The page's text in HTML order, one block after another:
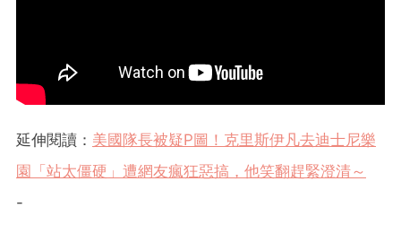
延伸閱讀： 美國隊長被疑P圖！克里斯伊凡去迪士尼樂
園「站太僵硬」遭網友瘋狂惡搞，他笑翻趕緊澄清～
-